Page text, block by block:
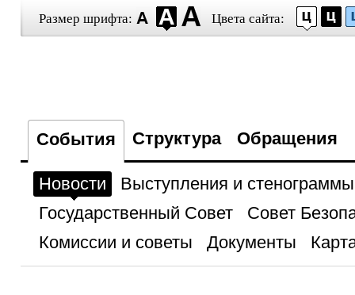
Размер шрифта: Цвета сайта:
События Структура Обращения
Новости
Выступления и стенограммы
Государственный Совет
Совет
Комиссии и советы
Документы